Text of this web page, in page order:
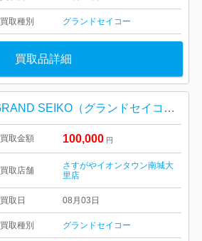
買取種別 グランドセイコー
買取品詳細
GRAND SEIKO（グランドセイコー）クォーツモデル 型番：SBGX061（キャリバー：9F62-0AB0）
買取金額 100,000 円
買取店舗
さすがやイオンタウン南城大
里店
買取日 08月03日
買取種別 グランドセイコー